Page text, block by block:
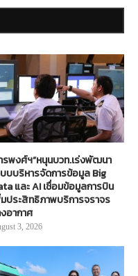
รพงศ์ฯ”หนุนบวท.เร่งพัฒนา
บบบริหารจัดการข้อมูล Big
และ AI เชื่อมข้อมูลการบิน
ประสิทธิภาพบริการจราจร
อากาศ
3, 2026